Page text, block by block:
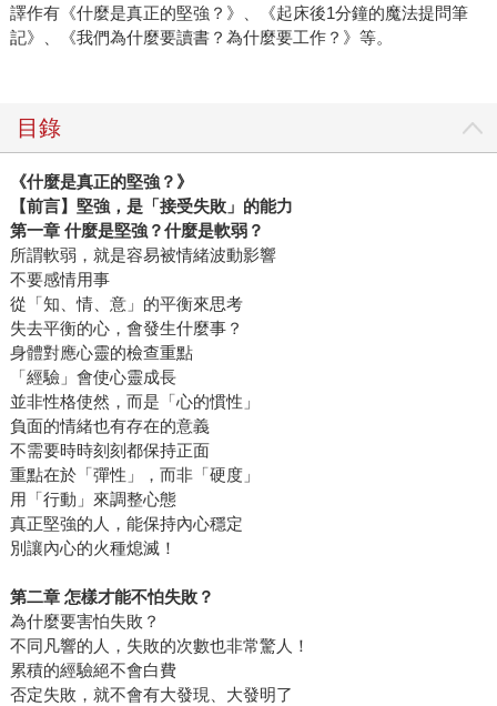
譯作有《什麼是真正的堅強？》、《起床後1分鐘的魔法提問筆
記》、《我們為什麼要讀書？為什麼要工作？》等。
目錄
《什麼是真正的堅強？》
【前言】堅強，是「接受失敗」的能力
第一章 什麼是堅強？什麼是軟弱？
所謂軟弱，就是容易被情緒波動影響
不要感情用事
從「知、情、意」的平衡來思考
失去平衡的心，會發生什麼事？
身體對應心靈的檢查重點
「經驗」會使心靈成長
並非性格使然，而是「心的慣性」
負面的情緒也有存在的意義
不需要時時刻刻都保持正面
重點在於「彈性」，而非「硬度」
用「行動」來調整心態
真正堅強的人，能保持內心穩定
別讓內心的火種熄滅！
第二章 怎樣才能不怕失敗？
為什麼要害怕失敗？
不同凡響的人，失敗的次數也非常驚人！
累積的經驗絕不會白費
否定失敗，就不會有大發現、大發明了